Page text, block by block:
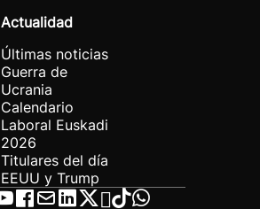
Actualidad
Últimas noticias
Guerra de
Ucrania
Calendario
Laboral Euskadi
2026
Titulares del día
EEUU y Trump